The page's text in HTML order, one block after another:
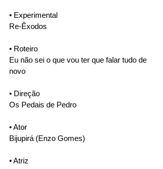
• Experimental
Re-Êxodos
• Roteiro
Eu não sei o que vou ter que falar tudo de
novo
• Direção
Os Pedais de Pedro
• Ator
Bijupirá (Enzo Gomes)
• Atriz